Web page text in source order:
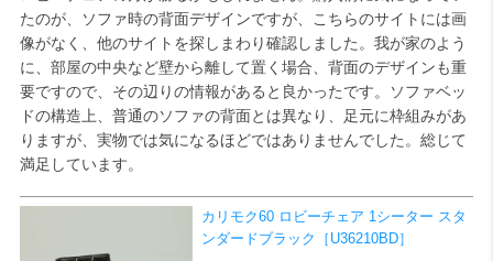
たのが、ソファ時の背面デザインですが、こちらのサイトには画
像がなく、他のサイトを探しまわり確認しました。我が家のよう
に、部屋の中央など壁から離して置く場合、背面のデザインも重
要ですので、その辺りの情報があると良かったです。ソファベッ
ドの構造上、普通のソファの背面とは異なり、足元に枠組みがあ
りますが、実物では気になるほどではありませんでした。総じて
満足しています。
カリモク60 ロビーチェア 1シーター スタ
ンダードブラック［U36210BD］